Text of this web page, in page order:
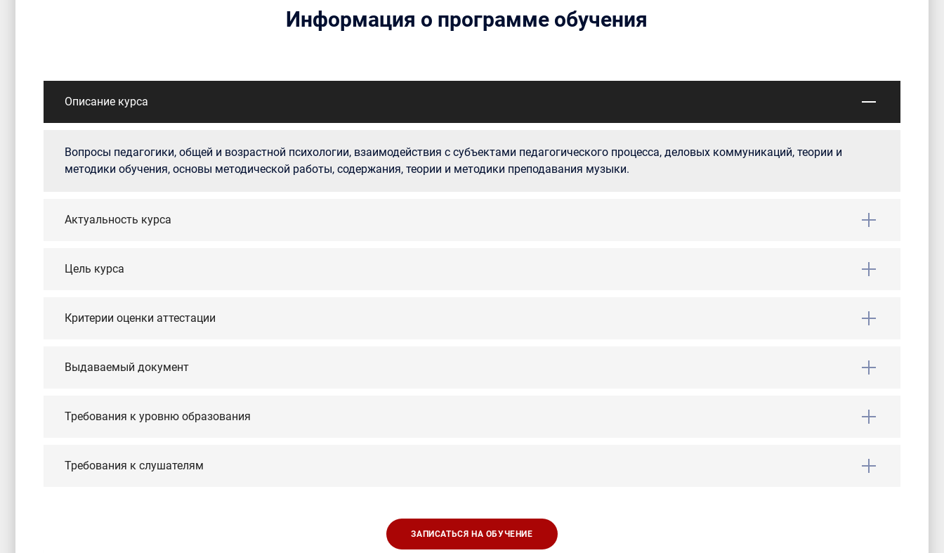
Информация о программе обучения
Описание курса
Вопросы педагогики, общей и возрастной психологии, взаимодействия с субъектами педагогического процесса, деловых коммуникаций, теории и
методики обучения, основы методической работы, содержания, теории и методики преподавания музыки.
Актуальность курса
Цель курса
Критерии оценки аттестации
Выдаваемый документ
Требования к уровню образования
Требования к слушателям
ЗАПИСАТЬСЯ НА ОБУЧЕНИЕ